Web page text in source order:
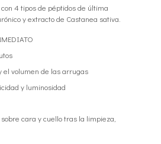
4 tipos de péptidos de última
y extracto de Castanea sativa.
el volumen de las arrugas
y luminosidad
cara y cuello tras la limpieza,